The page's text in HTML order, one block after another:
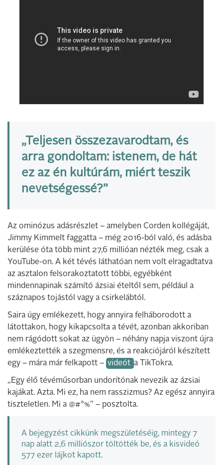
„Teljesen összezavarodtam, és
arra gondoltam: istenem, de hát
ez az én kultúrám, miért teszik
nevetségessé?”
Az ominózus adásrészlet – amelyben Corden kollégáját,
Jimmy Kimmelt faggatta – még 2016-ból való, és adásba
kerülése óta több mint 27,6 millióan nézték meg, csak a
YouTube-on. A két tévés láthatóan nem volt elragadtatva
az asztalon felsorakoztatott többi, egyébként
mindennapinak számító ázsiai ételtől sem, például a
száznapos tojástól vagy a csirkelábtól.
Saira úgy emlékezett, hogy annyira felháborodott a
látottakon, hogy kikapcsolta a tévét, azonban akkoriban
nem rágódott sokat az ügyön – néhány napja viszont újra
emlékeztették a szegmensre, és a reakciójáról készített
egy – mára már felkapott – videót a TikTokra.
„Egy élő tévéműsorban undorítónak nevezik az ázsiai
kajákat. Azta. Mi ez, ha nem rasszizmus? Az egész annyira
tiszteletlen. Mi a @#°%” – posztolta.
A bejegyzést cikkünk megszületéséig, mintegy 7
nap alatt 2,6 milliószor töltötték be, és a kisvideó
577 ezer lájkot kapott.